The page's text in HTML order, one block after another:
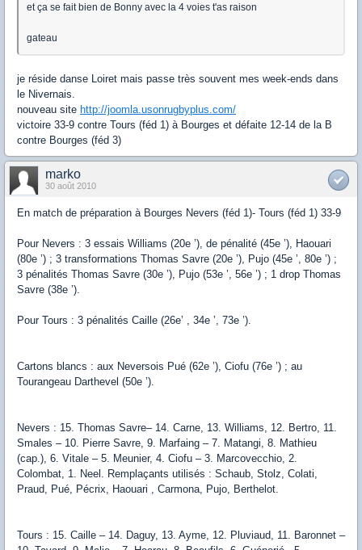
et ça se fait bien de Bonny avec la 4 voies t'as raison
gateau
je réside danse Loiret mais passe très souvent mes week-ends dans
le Nivernais.
nouveau site http://joomla.usonrugbyplus.com/
victoire 33-9 contre Tours (féd 1) à Bourges et défaite 12-14 de la B
contre Bourges (féd 3)
marko
30 août 2010
En match de préparation à Bourges Nevers (féd 1)- Tours (féd 1) 33-9
Pour Nevers : 3 essais Williams (20e ’), de pénalité (45e ’), Haouari
(80e ’) ; 3 transformations Thomas Savre (20e ’), Pujo (45e ’, 80e ’) ;
3 pénalités Thomas Savre (30e ’), Pujo (53e ’, 56e ’) ; 1 drop Thomas
Savre (38e ’).
Pour Tours : 3 pénalités Caille (26e’ , 34e ’, 73e ’).
Cartons blancs : aux Neversois Pué (62e ’), Ciofu (76e ’) ; au
Tourangeau Darthevel (50e ’).
Nevers : 15. Thomas Savre– 14. Carne, 13. Williams, 12. Bertro, 11.
Smales – 10. Pierre Savre, 9. Marfaing – 7. Matangi, 8. Mathieu
(cap.), 6. Vitale – 5. Meunier, 4. Ciofu – 3. Marcovecchio, 2.
Colombat, 1. Neel. Remplaçants utilisés : Schaub, Stolz, Colati,
Praud, Pué, Pécrix, Haouari , Carmona, Pujo, Berthelot.
Tours : 15. Caille – 14. Daguy, 13. Ayme, 12. Pluviaud, 11. Baronnet –